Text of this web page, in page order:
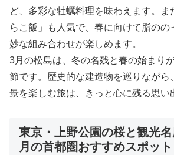
ど、多彩な牡蠣料理を味わえます。ま
らこ飯」も人気で、春に向けて脂のの
妙な組み合わせが楽しめます。
3月の松島は、冬の名残と春の始まり
節です。歴史的な建造物を巡りながら
景を楽しむ旅は、きっと心に残る思い
東京・上野公園の桜と観光
月の首都圏おすすめスポット